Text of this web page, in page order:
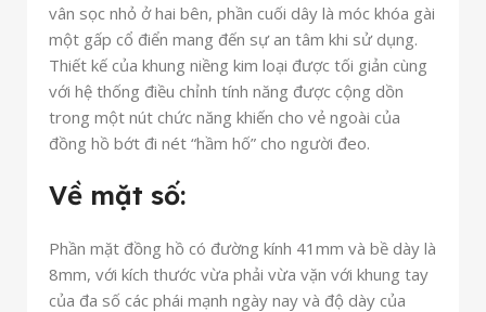
vân sọc nhỏ ở hai bên, phần cuối dây là móc khóa gài
một gấp cổ điển mang đến sự an tâm khi sử dụng.
Thiết kế của khung niềng kim loại được tối giản cùng
với hệ thống điều chỉnh tính năng được cộng dồn
trong một nút chức năng khiến cho vẻ ngoài của
đồng hồ bớt đi nét “hầm hố” cho người đeo.
Về mặt số:
Phần mặt đồng hồ có đường kính 41mm và bề dày là
8mm, với kích thước vừa phải vừa vặn với khung tay
của đa số các phái mạnh ngày nay và độ dày của